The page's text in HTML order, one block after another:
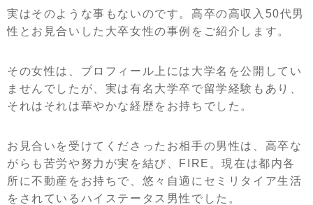
実はそのような事もないのです。高卒の高収入50代男
性とお見合いした大卒女性の事例をご紹介します。
その女性は、プロフィール上には大学名を公開してい
ませんでしたが、実は有名大学卒で留学経験もあり、
それはそれは華やかな経歴をお持ちでした。
お見合いを受けてくださったお相手の男性は、高卒な
がらも苦労や努力が実を結び、FIRE。現在は都内各
所に不動産をお持ちで、悠々自適にセミリタイア生活
をされているハイステータス男性でした。